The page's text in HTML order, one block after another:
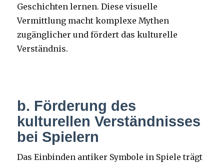
Geschichten lernen. Diese visuelle
Vermittlung macht komplexe Mythen
zugänglicher und fördert das kulturelle
Verständnis.
b. Förderung des
kulturellen Verständnisses
bei Spielern
Das Einbinden antiker Symbole in Spiele trägt